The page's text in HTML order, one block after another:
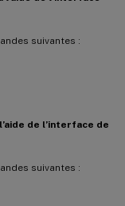
suivantes :
de l’interface de
suivantes :